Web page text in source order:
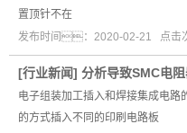
置顶针不在
发布时间：2020-02-21 点
[行业新闻] 分析导致SMC电
电子组装加工插入和焊接集成电
的方式插入不同的印刷电路板